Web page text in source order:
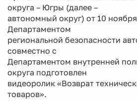
округа – Югры (далее –
автономный округ) от 10
Департаментом
региональной безопасности
совместно с
Департаментом внутренней
округа подготовлен
видеоролик «Возврат
товаров».